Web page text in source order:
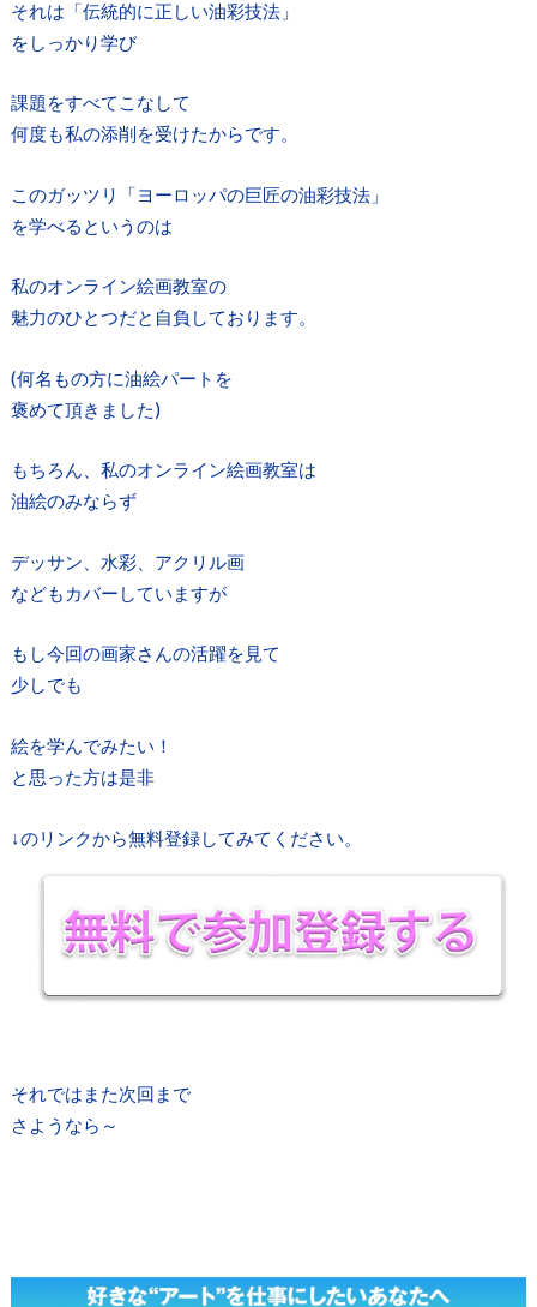
それは「伝統的に正しい油彩技法」
をしっかり学び
課題をすべてこなして
何度も私の添削を受けたからです。
このガッツリ「ヨーロッパの巨匠の油彩技法」
を学べるというのは
私のオンライン絵画教室の
魅力のひとつだと自負しております。
(何名もの方に油絵パートを
褒めて頂きました)
もちろん、私のオンライン絵画教室は
油絵のみならず
デッサン、水彩、アクリル画
などもカバーしていますが
もし今回の画家さんの活躍を見て
少しでも
絵を学んでみたい！
と思った方は是非
↓のリンクから無料登録してみてください。
それではまた次回まで
さようなら～